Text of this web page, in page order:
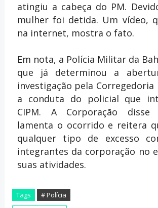
atingiu a cabeça do PM.
mulher foi detida. Um vídeo,
na internet, mostra o fato.
Em nota, a Polícia Militar da
que já determinou a
investigação pela
a conduta do policial que
CIPM. A Corporação
lamenta o ocorrido e reitera
qualquer tipo de excesso
integrantes da corporação no
suas atividades.
Tags
# Polícia